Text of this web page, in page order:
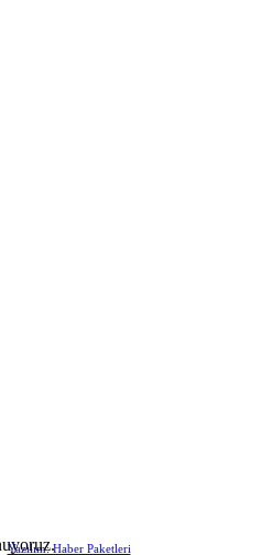
Yazılım: Haber Paketleri